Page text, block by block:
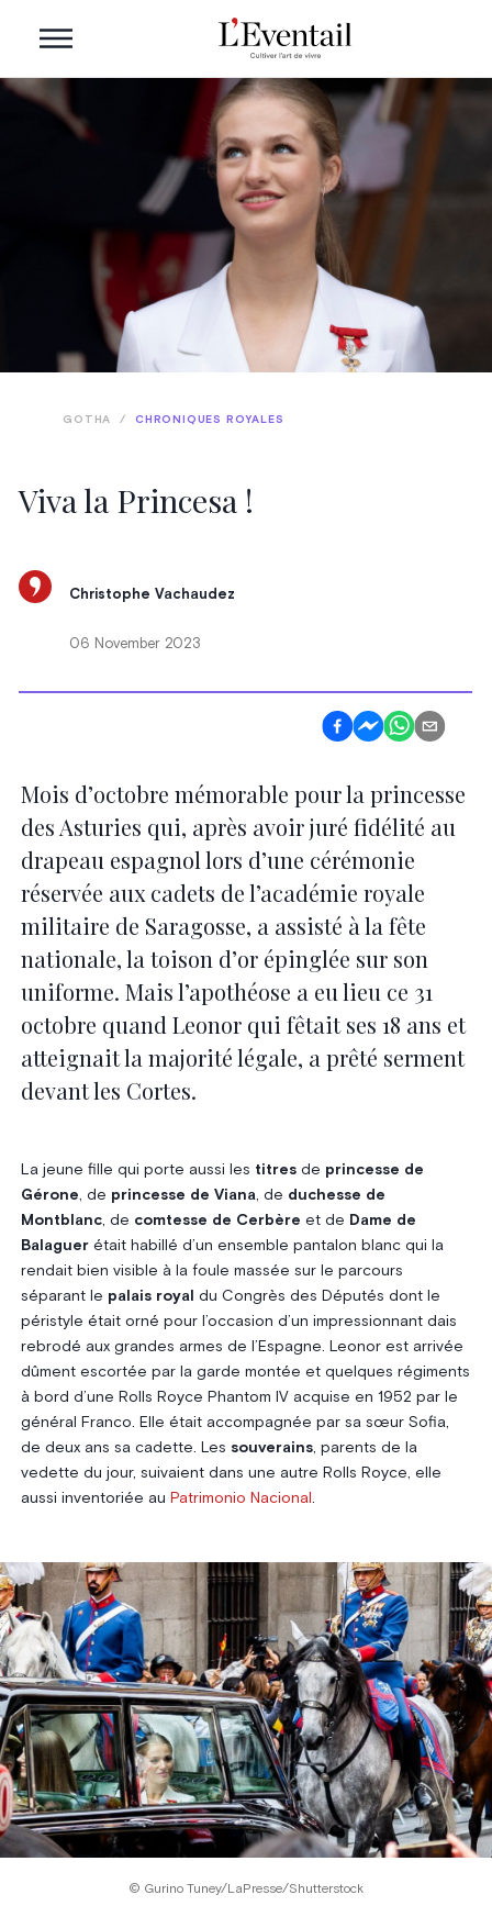
Viva la Princesa !
GOTHA / CHRONIQUES ROYALES
Christophe Vachaudez
06 November 2023
Mois d’octobre mémorable pour la princesse
des Asturies qui, après avoir juré fidélité au
drapeau espagnol lors d’une cérémonie
réservée aux cadets de l’académie royale
militaire de Saragosse, a assisté à la fête
nationale, la toison d’or épinglée sur son
uniforme. Mais l’apothéose a eu lieu ce 31
octobre quand Leonor qui fêtait ses 18 ans et
atteignait la majorité légale, a prêté serment
devant les Cortes.
La jeune fille qui porte aussi les titresde princesse de
Gérone, de princesse de Viana, de duchesse de
Montblanc, de comtesse de Cerbère et de Dame de
Balaguerétait habillé d’un ensemble pantalon blanc qui la
rendait bien visible à la foule massée sur le parcours
séparant le palais royal du Congrès des Députés dont le
péristyle était orné pour l’occasion d’un impressionnant dais
rebrodé aux grandes armes de l’Espagne. Leonor est arrivée
dûment escortée par la garde montée et quelques régiments
à bord d’une Rolls Royce Phantom IV acquise en 1952 par le
général Franco. Elle était accompagnée par sa sœur Sofia,
de deux ans sa cadette. Les souverains, parents de la
vedette du jour, suivaient dans une autre Rolls Royce, elle
aussi inventoriée au Patrimonio Nacional .
© Gurino Tuney/LaPresse/Shutterstock